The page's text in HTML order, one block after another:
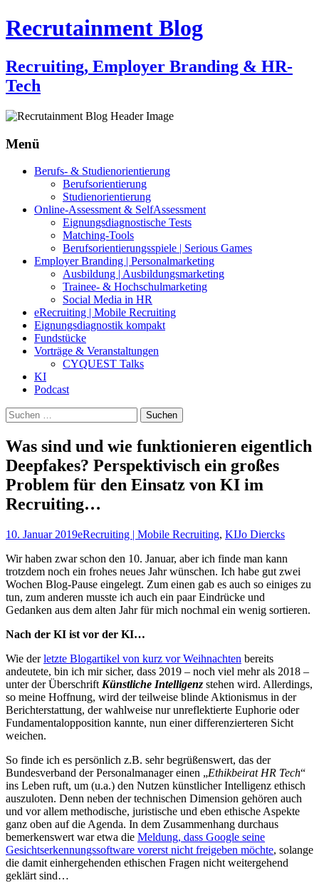
Recrutainment Blog
Recruiting, Employer Branding & HR-
Tech
Menü
Zum
Berufs- & Studienorientierung
Berufsorientierung
Studienorientierung
Online-Assessment & SelfAssessment
Eignungsdiagnostische Tests
Matching-Tools
Berufsorientierungsspiele | Serious Games
Employer Branding | Personalmarketing
Ausbildung | Ausbildungsmarketing
Trainee- & Hochschulmarketing
Social Media in HR
eRecruiting | Mobile Recruiting
Eignungsdiagnostik kompakt
Fundstücke
Vorträge & Veranstaltungen
CYQUEST Talks
KI
Podcast
Suchen
nach:
Was sind und wie funktionieren eigentlich
Deepfakes? Perspektivisch ein großes
Problem für den Einsatz von KI im
Recruiting…
10. Januar 2019eRecruiting | Mobile Recruiting, KIJo Diercks
Wir haben zwar schon den 10. Januar, aber ich finde man kann
trotzdem noch ein frohes neues Jahr wünschen. Ich habe gut zwei
Wochen Blog-Pause eingelegt. Zum einen gab es auch so einiges zu
tun, zum anderen musste ich auch ein paar Eindrücke und
Gedanken aus dem alten Jahr für mich nochmal ein wenig sortieren.
Nach der KI ist vor der KI…
Wie derletzte Blogartikel von kurz vor Weihnachten bereits
andeutete, bin ich mir sicher, dass 2019 – noch viel mehr als 2018 –
unter der Überschrift Künstliche Intelligenz stehen wird. Allerdings,
so meine Hoffnung, wird der teilweise blinde Aktionismus in der
Berichterstattung, der wahlweise nur unreflektierte Euphorie oder
Fundamentalopposition kannte, nun einer differenzierteren Sicht
weichen.
So finde ich es persönlich z.B. sehr begrüßenswert, das der
Bundesverband der Personalmanager einen „Ethikbeirat HR Tech“
ins Leben ruft, um (u.a.) den Nutzen künstlicher Intelligenz ethisch
auszuloten. Denn neben der technischen Dimension gehören auch
und vor allem methodische, juristische und eben ethische Aspekte
ganz oben auf die Agenda. In dem Zusammenhang durchaus
bemerkenswert war etwa die Meldung, dass Google seine
Gesichtserkennungssoftware vorerst nicht freigeben möchte, solange
die damit einhergehenden ethischen Fragen nicht weitergehend
geklärt sind…